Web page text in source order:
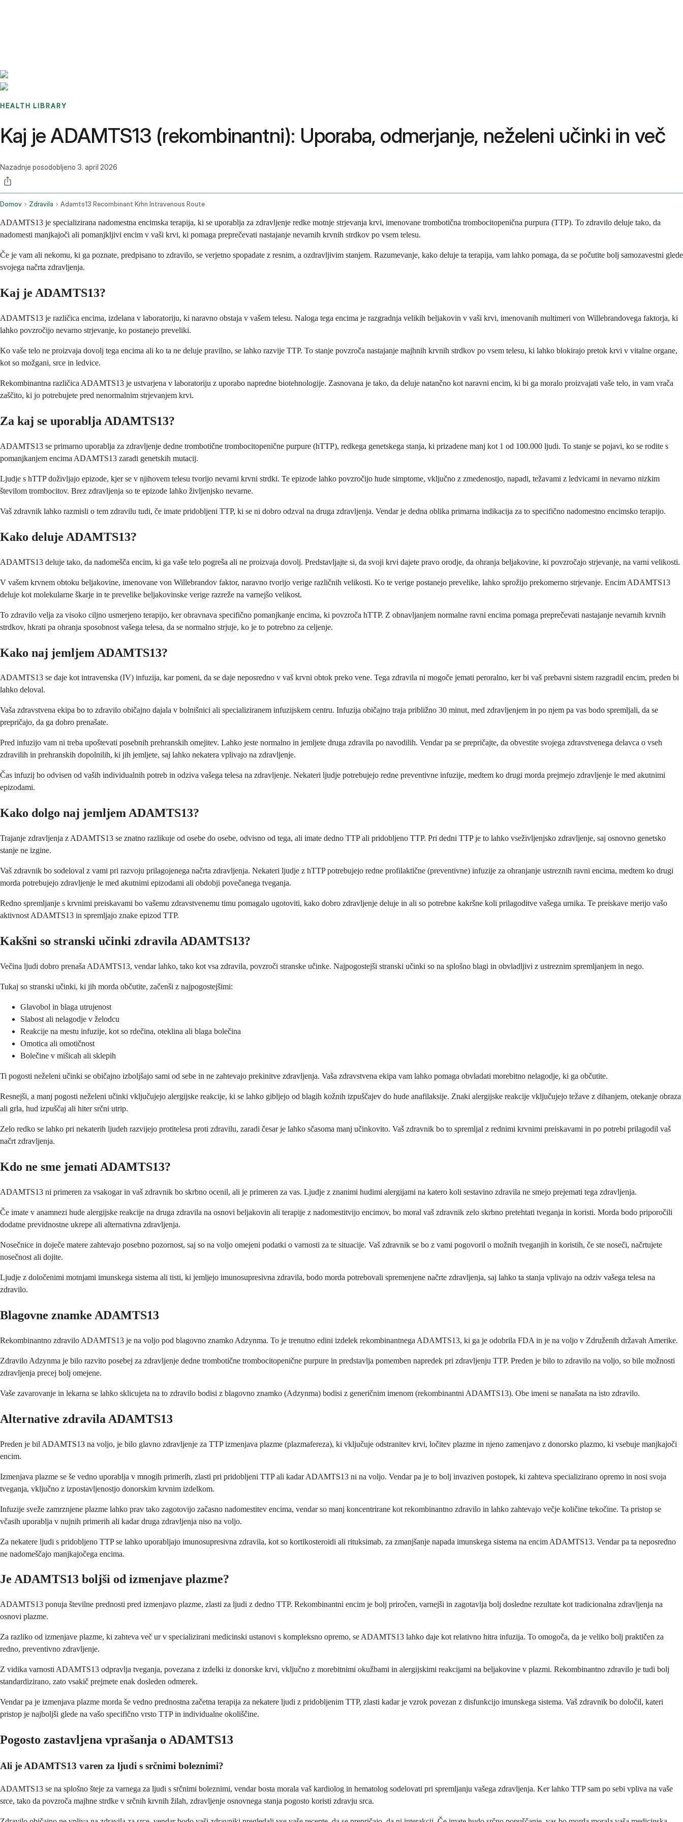
HEALTH LIBRARY
Kaj je ADAMTS13 (rekombinantni): Uporaba, odmerjanje, neželeni učinki in več
Nazadnje posodobljeno 3. april 2026
Domov Zdravila Adamts13 Recombinant Krhn Intravenous Route
ADAMTS13 je specializirana nadomestna encimska terapija, ki se uporablja za zdravljenje redke motnje strjevanja krvi, imenovane trombotična trombocitopenična purpura (TTP). To zdravilo deluje tako, da
nadomesti manjkajoči ali pomanjkljivi encim v vaši krvi, ki pomaga preprečevati nastajanje nevarnih krvnih strdkov po vsem telesu.
Če je vam ali nekomu, ki ga poznate, predpisano to zdravilo, se verjetno spopadate z resnim, a ozdravljivim stanjem. Razumevanje, kako deluje ta terapija, vam lahko pomaga, da se počutite bolj samozavestni glede
svojega načrta zdravljenja.
Kaj je ADAMTS13?
ADAMTS13 je različica encima, izdelana v laboratoriju, ki naravno obstaja v vašem telesu. Naloga tega encima je razgradnja velikih beljakovin v vaši krvi, imenovanih multimeri von Willebrandovega faktorja, ki
lahko povzročijo nevarno strjevanje, ko postanejo preveliki.
Ko vaše telo ne proizvaja dovolj tega encima ali ko ta ne deluje pravilno, se lahko razvije TTP. To stanje povzroča nastajanje majhnih krvnih strdkov po vsem telesu, ki lahko blokirajo pretok krvi v vitalne organe,
kot so možgani, srce in ledvice.
Rekombinantna različica ADAMTS13 je ustvarjena v laboratoriju z uporabo napredne biotehnologije. Zasnovana je tako, da deluje natančno kot naravni encim, ki bi ga moralo proizvajati vaše telo, in vam vrača
zaščito, ki jo potrebujete pred nenormalnim strjevanjem krvi.
Za kaj se uporablja ADAMTS13?
ADAMTS13 se primarno uporablja za zdravljenje dedne trombotične trombocitopenične purpure (hTTP), redkega genetskega stanja, ki prizadene manj kot 1 od 100.000 ljudi. To stanje se pojavi, ko se rodite s
pomanjkanjem encima ADAMTS13 zaradi genetskih mutacij.
Ljudje s hTTP doživljajo epizode, kjer se v njihovem telesu tvorijo nevarni krvni strdki. Te epizode lahko povzročijo hude simptome, vključno z zmedenostjo, napadi, težavami z ledvicami in nevarno nizkim
številom trombocitov. Brez zdravljenja so te epizode lahko življenjsko nevarne.
Vaš zdravnik lahko razmisli o tem zdravilu tudi, če imate pridobljeni TTP, ki se ni dobro odzval na druga zdravljenja. Vendar je dedna oblika primarna indikacija za to specifično nadomestno encimsko terapijo.
Kako deluje ADAMTS13?
ADAMTS13 deluje tako, da nadomešča encim, ki ga vaše telo pogreša ali ne proizvaja dovolj. Predstavljajte si, da svoji krvi dajete pravo orodje, da ohranja beljakovine, ki povzročajo strjevanje, na varni velikosti.
V vašem krvnem obtoku beljakovine, imenovane von Willebrandov faktor, naravno tvorijo verige različnih velikosti. Ko te verige postanejo prevelike, lahko sprožijo prekomerno strjevanje. Encim ADAMTS13
deluje kot molekularne škarje in te prevelike beljakovinske verige razreže na varnejšo velikost.
To zdravilo velja za visoko ciljno usmerjeno terapijo, ker obravnava specifično pomanjkanje encima, ki povzroča hTTP. Z obnavljanjem normalne ravni encima pomaga preprečevati nastajanje nevarnih krvnih
strdkov, hkrati pa ohranja sposobnost vašega telesa, da se normalno strjuje, ko je to potrebno za celjenje.
Kako naj jemljem ADAMTS13?
ADAMTS13 se daje kot intravenska (IV) infuzija, kar pomeni, da se daje neposredno v vaš krvni obtok preko vene. Tega zdravila ni mogoče jemati peroralno, ker bi vaš prebavni sistem razgradil encim, preden bi
lahko deloval.
Vaša zdravstvena ekipa bo to zdravilo običajno dajala v bolnišnici ali specializiranem infuzijskem centru. Infuzija običajno traja približno 30 minut, med zdravljenjem in po njem pa vas bodo spremljali, da se
prepričajo, da ga dobro prenašate.
Pred infuzijo vam ni treba upoštevati posebnih prehranskih omejitev. Lahko jeste normalno in jemljete druga zdravila po navodilih. Vendar pa se prepričajte, da obvestite svojega zdravstvenega delavca o vseh
zdravilih in prehranskih dopolnilih, ki jih jemljete, saj lahko nekatera vplivajo na zdravljenje.
Čas infuzij bo odvisen od vaših individualnih potreb in odziva vašega telesa na zdravljenje. Nekateri ljudje potrebujejo redne preventivne infuzije, medtem ko drugi morda prejmejo zdravljenje le med akutnimi
epizodami.
Kako dolgo naj jemljem ADAMTS13?
Trajanje zdravljenja z ADAMTS13 se znatno razlikuje od osebe do osebe, odvisno od tega, ali imate dedno TTP ali pridobljeno TTP. Pri dedni TTP je to lahko vseživljenjsko zdravljenje, saj osnovno genetsko
stanje ne izgine.
Vaš zdravnik bo sodeloval z vami pri razvoju prilagojenega načrta zdravljenja. Nekateri ljudje z hTTP potrebujejo redne profilaktične (preventivne) infuzije za ohranjanje ustreznih ravni encima, medtem ko drugi
morda potrebujejo zdravljenje le med akutnimi epizodami ali obdobji povečanega tveganja.
Redno spremljanje s krvnimi preiskavami bo vašemu zdravstvenemu timu pomagalo ugotoviti, kako dobro zdravljenje deluje in ali so potrebne kakršne koli prilagoditve vašega urnika. Te preiskave merijo vašo
aktivnost ADAMTS13 in spremljajo znake epizod TTP.
Kakšni so stranski učinki zdravila ADAMTS13?
Večina ljudi dobro prenaša ADAMTS13, vendar lahko, tako kot vsa zdravila, povzroči stranske učinke. Najpogostejši stranski učinki so na splošno blagi in obvladljivi z ustreznim spremljanjem in nego.
Tukaj so stranski učinki, ki jih morda občutite, začenši z najpogostejšimi:
Glavobol in blaga utrujenost
Slabost ali nelagodje v želodcu
Reakcije na mestu infuzije, kot so rdečina, oteklina ali blaga bolečina
Omotica ali omotičnost
Bolečine v mišicah ali sklepih
Ti pogosti neželeni učinki se običajno izboljšajo sami od sebe in ne zahtevajo prekinitve zdravljenja. Vaša zdravstvena ekipa vam lahko pomaga obvladati morebitno nelagodje, ki ga občutite.
Resnejši, a manj pogosti neželeni učinki vključujejo alergijske reakcije, ki se lahko gibljejo od blagih kožnih izpuščajev do hude anafilaksije. Znaki alergijske reakcije vključujejo težave z dihanjem, otekanje obraza
ali grla, hud izpuščaj ali hiter srčni utrip.
Zelo redko se lahko pri nekaterih ljudeh razvijejo protitelesa proti zdravilu, zaradi česar je lahko sčasoma manj učinkovito. Vaš zdravnik bo to spremljal z rednimi krvnimi preiskavami in po potrebi prilagodil vaš
načrt zdravljenja.
Kdo ne sme jemati ADAMTS13?
ADAMTS13 ni primeren za vsakogar in vaš zdravnik bo skrbno ocenil, ali je primeren za vas. Ljudje z znanimi hudimi alergijami na katero koli sestavino zdravila ne smejo prejemati tega zdravljenja.
Če imate v anamnezi hude alergijske reakcije na druga zdravila na osnovi beljakovin ali terapije z nadomestitvijo encimov, bo moral vaš zdravnik zelo skrbno pretehtati tveganja in koristi. Morda bodo priporočili
dodatne previdnostne ukrepe ali alternativna zdravljenja.
Nosečnice in doječe matere zahtevajo posebno pozornost, saj so na voljo omejeni podatki o varnosti za te situacije. Vaš zdravnik se bo z vami pogovoril o možnih tveganjih in koristih, če ste noseči, načrtujete
nosečnost ali dojite.
Ljudje z določenimi motnjami imunskega sistema ali tisti, ki jemljejo imunosupresivna zdravila, bodo morda potrebovali spremenjene načrte zdravljenja, saj lahko ta stanja vplivajo na odziv vašega telesa na
zdravilo.
Blagovne znamke ADAMTS13
Rekombinantno zdravilo ADAMTS13 je na voljo pod blagovno znamko Adzynma. To je trenutno edini izdelek rekombinantnega ADAMTS13, ki ga je odobrila FDA in je na voljo v Združenih državah Amerike.
Zdravilo Adzynma je bilo razvito posebej za zdravljenje dedne trombotične trombocitopenične purpure in predstavlja pomemben napredek pri zdravljenju TTP. Preden je bilo to zdravilo na voljo, so bile možnosti
zdravljenja precej bolj omejene.
Vaše zavarovanje in lekarna se lahko sklicujeta na to zdravilo bodisi z blagovno znamko (Adzynma) bodisi z generičnim imenom (rekombinantni ADAMTS13). Obe imeni se nanašata na isto zdravilo.
Alternative zdravila ADAMTS13
Preden je bil ADAMTS13 na voljo, je bilo glavno zdravljenje za TTP izmenjava plazme (plazmafereza), ki vključuje odstranitev krvi, ločitev plazme in njeno zamenjavo z donorsko plazmo, ki vsebuje manjkajoči
encim.
Izmenjava plazme se še vedno uporablja v mnogih primerih, zlasti pri pridobljeni TTP ali kadar ADAMTS13 ni na voljo. Vendar pa je to bolj invaziven postopek, ki zahteva specializirano opremo in nosi svoja
tveganja, vključno z izpostavljenostjo donorskim krvnim izdelkom.
Infuzije sveže zamrznjene plazme lahko prav tako zagotovijo začasno nadomestitev encima, vendar so manj koncentrirane kot rekombinantno zdravilo in lahko zahtevajo večje količine tekočine. Ta pristop se
včasih uporablja v nujnih primerih ali kadar druga zdravljenja niso na voljo.
Za nekatere ljudi s pridobljeno TTP se lahko uporabljajo imunosupresivna zdravila, kot so kortikosteroidi ali rituksimab, za zmanjšanje napada imunskega sistema na encim ADAMTS13. Vendar pa ta neposredno
ne nadomeščajo manjkajočega encima.
Je ADAMTS13 boljši od izmenjave plazme?
ADAMTS13 ponuja številne prednosti pred izmenjavo plazme, zlasti za ljudi z dedno TTP. Rekombinantni encim je bolj priročen, varnejši in zagotavlja bolj dosledne rezultate kot tradicionalna zdravljenja na
osnovi plazme.
Za razliko od izmenjave plazme, ki zahteva več ur v specializirani medicinski ustanovi s kompleksno opremo, se ADAMTS13 lahko daje kot relativno hitra infuzija. To omogoča, da je veliko bolj praktičen za
redno, preventivno zdravljenje.
Z vidika varnosti ADAMTS13 odpravlja tveganja, povezana z izdelki iz donorske krvi, vključno z morebitnimi okužbami in alergijskimi reakcijami na beljakovine v plazmi. Rekombinantno zdravilo je tudi bolj
standardizirano, zato vsakič prejmete enak dosleden odmerek.
Vendar pa je izmenjava plazme morda še vedno prednostna začetna terapija za nekatere ljudi z pridobljenim TTP, zlasti kadar je vzrok povezan z disfunkcijo imunskega sistema. Vaš zdravnik bo določil, kateri
pristop je najboljši glede na vašo specifično vrsto TTP in individualne okoliščine.
Pogosto zastavljena vprašanja o ADAMTS13
Ali je ADAMTS13 varen za ljudi s srčnimi boleznimi?
ADAMTS13 se na splošno šteje za varnega za ljudi s srčnimi boleznimi, vendar bosta morala vaš kardiolog in hematolog sodelovati pri spremljanju vašega zdravljenja. Ker lahko TTP sam po sebi vpliva na vaše
srce, tako da povzroča majhne strdke v srčnih krvnih žilah, zdravljenje osnovnega stanja pogosto koristi zdravju srca.